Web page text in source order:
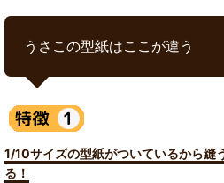
うさこの型紙はここが違う
1/10サイズの型紙がついているから縫
る！